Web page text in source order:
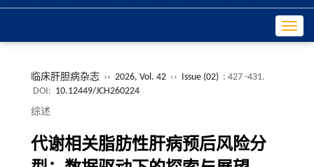
临床肝胆病杂志 ›› 2026, Vol. 42 ›› Issue (02) : 427 -431.
DOI: 10.12449/JCH260224
综述
代谢相关脂肪性肝病预后风险分